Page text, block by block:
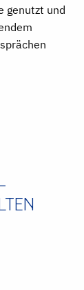
genutzt und